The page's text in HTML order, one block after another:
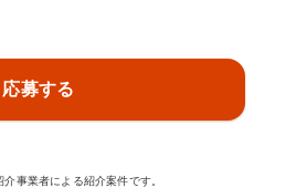
応募する
介事業者による紹介案件です。